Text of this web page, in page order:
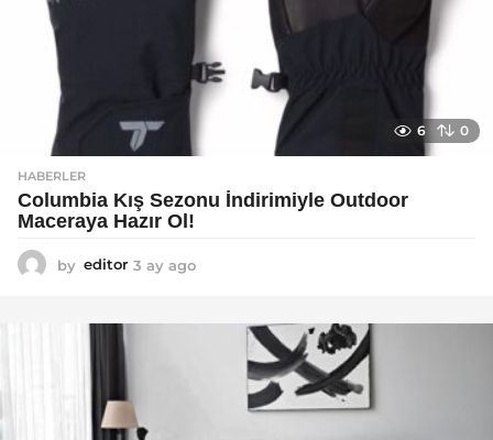
6 0
HABERLER
Columbia Kış Sezonu İndirimiyle Outdoor
Maceraya Hazır Ol!
by editor 3 ay ago
a